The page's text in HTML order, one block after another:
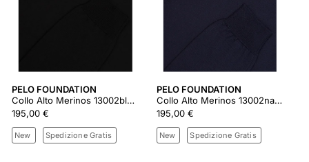
PELO FOUNDATION
Collo Alto Merinos 13002black
195,00 €
New Spedizione Gratis
PELO FOUNDATION
Collo Alto Merinos 13002navy
195,00 €
New Spedizione Gratis